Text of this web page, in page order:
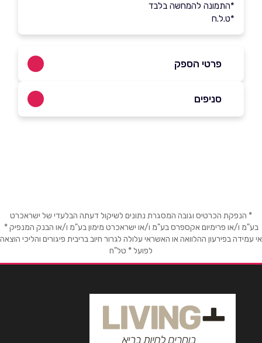
*התמונה להמחשה בלבד
*ט.ל.ח
פרטי הספק
בפייסבוק
טלפון*
אנא חזרו אלי בקשר ל...
סניפים
* הנפקת הכרטיס וגובה המסגרת נתונים לשיקול דעתה הבלעדי של ישראכרט
בע"מ ו/או פרימיום אקספרס בע"מ ו/או ישראכרט מימון בע"מ ו/או הבנק המנפיק *
אי עמידה בפירעון ההלוואה או האשראי עלולה לגרור חיוב בריבית פיגורים והליכי הוצאה
לפועל * טל"ח